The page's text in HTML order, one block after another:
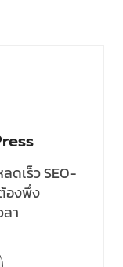
ดเร็ว SEO-
องพึ่ง
า